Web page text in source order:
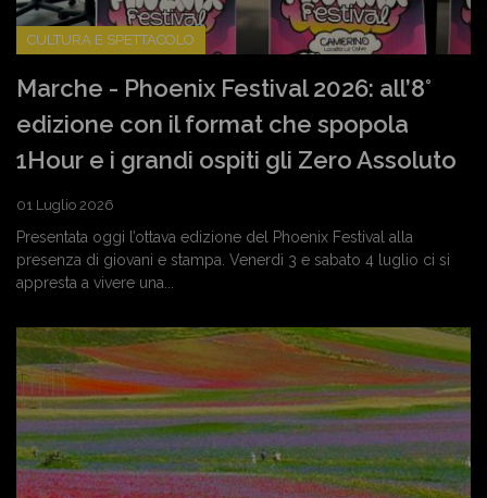
CULTURA E SPETTACOLO
Marche - Phoenix Festival 2026: all’8°
edizione con il format che spopola
1Hour e i grandi ospiti gli Zero Assoluto
01 Luglio 2026
Presentata oggi l’ottava edizione del Phoenix Festival alla
presenza di giovani e stampa. Venerdì 3 e sabato 4 luglio ci si
appresta a vivere una...